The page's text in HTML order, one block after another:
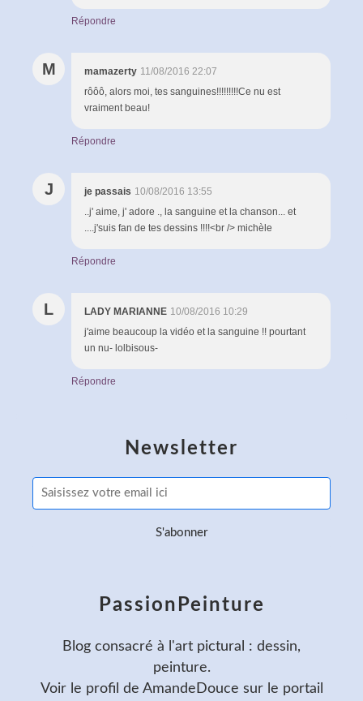
Répondre
M mamazerty 11/08/2016 22:07
rôôô, alors moi, tes sanguines!!!!!!!!!Ce nu est
vraiment beau!
Répondre
J je passais 10/08/2016 13:55
..j' aime, j' adore ., la sanguine et la chanson... et
....j'suis fan de tes dessins !!!!<br /> michèle
Répondre
L LADY MARIANNE 10/08/2016 10:29
j'aime beaucoup la vidéo et la sanguine !! pourtant
un nu- lolbisous-
Répondre
Newsletter
PassionPeinture
Blog consacré à l'art pictural : dessin,
peinture.
Voir le profil de AmandeDouce sur le portail